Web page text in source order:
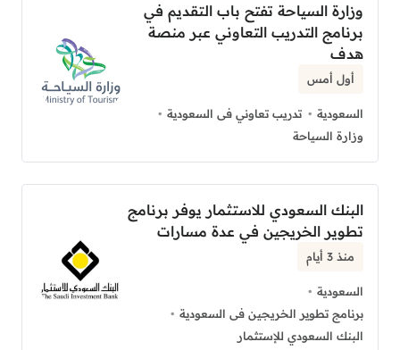
وزارة السياحة تفتح باب التقديم في
برنامج التدريب التعاوني عبر منصة
هدف
أول أمس
السعودية
تدريب تعاوني فى السعودية
وزارة السياحة
البنك السعودي للاستثمار يوفر برنامج
تطوير الخريجين في عدة مسارات
منذ 3 أيام
السعودية
برنامج تطوير الخريجين فى السعودية
البنك السعودي للإستثمار